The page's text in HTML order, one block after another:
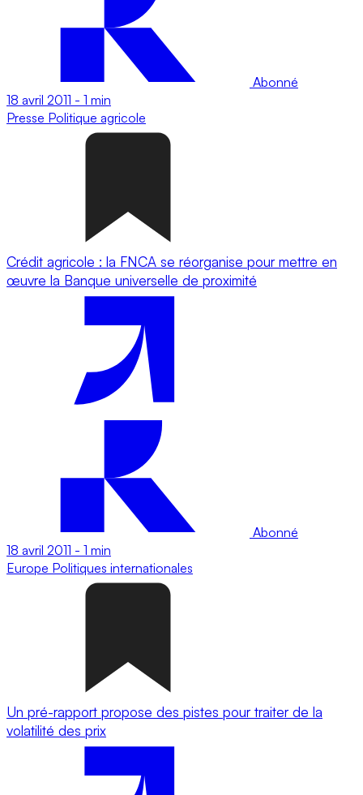
Abonné
18 avril 2011 - 1 min
Presse Politique agricole
Crédit agricole : la FNCA se réorganise pour mettre en
œuvre la Banque universelle de proximité
Abonné
18 avril 2011 - 1 min
Europe Politiques internationales
Un pré-rapport propose des pistes pour traiter de la
volatilité des prix